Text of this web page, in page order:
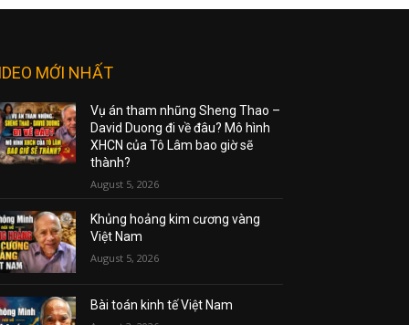
MỚI NHẤT
Vụ án tham nhũng Sheng Thao –
David Duong đi về đâu? Mô hình
XHCN của Tô Lâm bao giờ sẽ
thành?
August 5, 2026
Khủng hoảng kim cương vàng
Việt Nam
August 5, 2026
Bài toán kinh tế Việt Nam